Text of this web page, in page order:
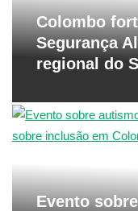
Colombo
Segurança
regional do
Evento